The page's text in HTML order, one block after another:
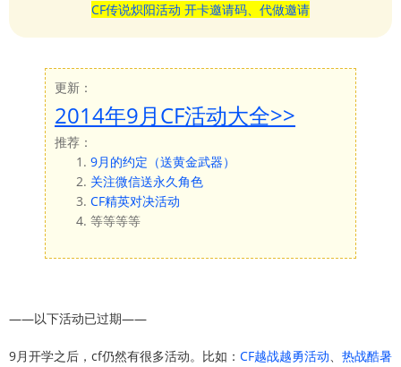
CF传说炽阳活动 开卡邀请码、代做邀请
更新：
2014年9月CF活动大全>>
推荐：
9月的约定（送黄金武器）
关注微信送永久角色
CF精英对决活动
等等等等
——以下活动已过期——
9月开学之后，cf仍然有很多活动。比如： CF越战越勇活动、 热战酷暑